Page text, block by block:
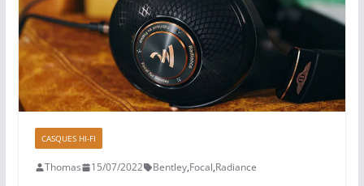
CASQUES HI-FI
Thomas 15/07/2022 Bentley,Focal,Radiance